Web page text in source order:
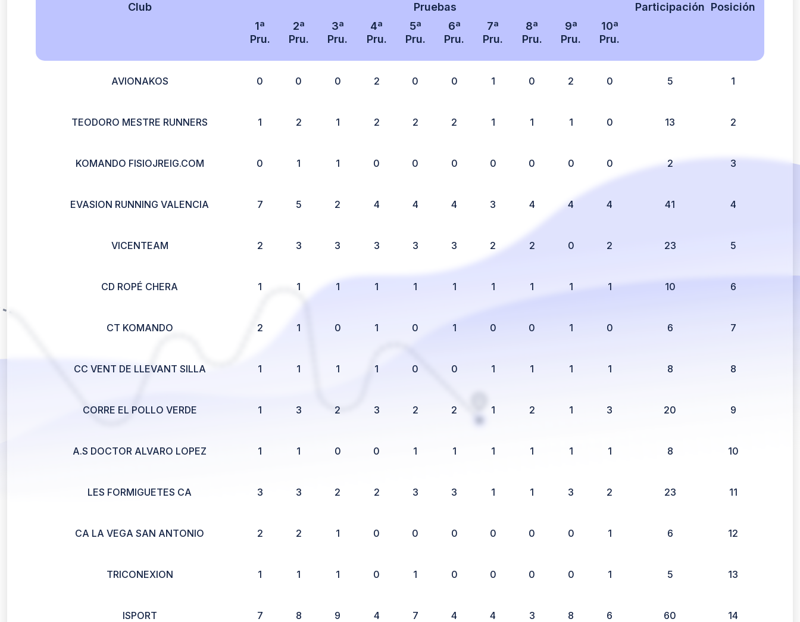
Club
Pruebas
1ª
Pru.
2ª
Pru.
3ª
Pru.
4ª
Pru.
5ª
Pru.
6ª
Pru.
7ª
Pru.
8ª
Pru.
9ª
Pru.
10ª
Pru.
Participación Posición
AVIONAKOS 0 0 0 2 0 0 1 0 2 0 5 1
TEODORO MESTRE RUNNERS 1 2 1 2 2 2 1 1 1 0 13 2
KOMANDO FISIOJREIG.COM 0 1 1 0 0 0 0 0 0 0 2 3
EVASION RUNNING VALENCIA 7 5 2 4 4 4 3 4 4 4 41 4
VICENTEAM 2 3 3 3 3 3 2 2 0 2 23 5
CD ROPÉ CHERA 1 1 1 1 1 1 1 1 1 1 10 6
CT KOMANDO 2 1 0 1 0 1 0 0 1 0 6 7
CC VENT DE LLEVANT SILLA 1 1 1 1 0 0 1 1 1 1 8 8
CORRE EL POLLO VERDE 1 3 2 3 2 2 1 2 1 3 20 9
A.S DOCTOR ALVARO LOPEZ 1 1 0 0 1 1 1 1 1 1 8 10
LES FORMIGUETES CA 3 3 2 2 3 3 1 1 3 2 23 11
CA LA VEGA SAN ANTONIO 2 2 1 0 0 0 0 0 0 1 6 12
TRICONEXION 1 1 1 0 1 0 0 0 0 1 5 13
ISPORT 7 8 9 4 7 4 4 3 8 6 60 14